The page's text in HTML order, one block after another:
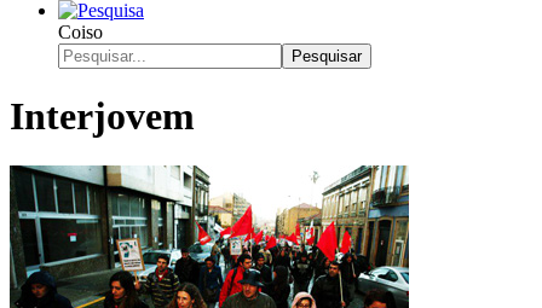
Coiso
Pesquisar
Interjovem